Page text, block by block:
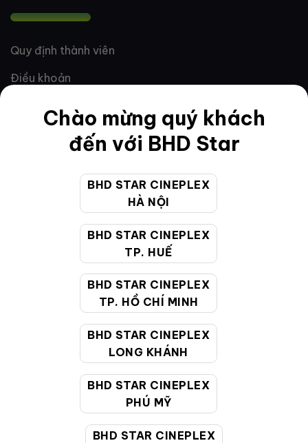
Chào mừng quý khách
đến với BHD Star
BHD STAR CINEPLEX
HÀ NỘI
BHD STAR CINEPLEX
TP. HUẾ
BHD STAR CINEPLEX
TP. HỒ CHÍ MINH
BHD STAR CINEPLEX
LONG KHÁNH
BHD STAR CINEPLEX
PHÚ MỸ
BHD STAR CINEPLEX
Quy định thành viên
Điều khoản
Quy định và chính sách chung
19002099
9:00 - 22:00 (Tất cả các ngày bao
gồm cả Lễ, Tết)
cskh@bhdstar.vn
MẠNG XÃ HỘI